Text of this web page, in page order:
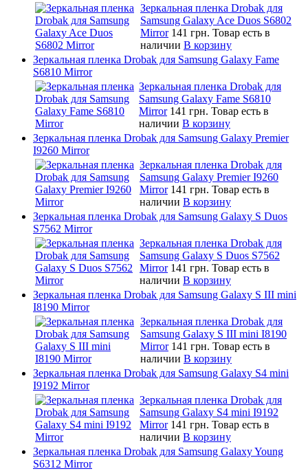
Зеркальная пленка Drobak для
Samsung Galaxy Ace Duos S6802
Mirror 141 грн. Товар есть в
наличии В корзину
Зеркальная пленка Drobak для Samsung Galaxy Fame
S6810 Mirror
Зеркальная пленка Drobak для
Samsung Galaxy Fame S6810
Mirror 141 грн. Товар есть в
наличии В корзину
Зеркальная пленка Drobak для Samsung Galaxy Premier
I9260 Mirror
Зеркальная пленка Drobak для
Samsung Galaxy Premier I9260
Mirror 141 грн. Товар есть в
наличии В корзину
Зеркальная пленка Drobak для Samsung Galaxy S Duos
S7562 Mirror
Зеркальная пленка Drobak для
Samsung Galaxy S Duos S7562
Mirror 141 грн. Товар есть в
наличии В корзину
Зеркальная пленка Drobak для Samsung Galaxy S III mini
I8190 Mirror
Зеркальная пленка Drobak для
Samsung Galaxy S III mini I8190
Mirror 141 грн. Товар есть в
наличии В корзину
Зеркальная пленка Drobak для Samsung Galaxy S4 mini
I9192 Mirror
Зеркальная пленка Drobak для
Samsung Galaxy S4 mini I9192
Mirror 141 грн. Товар есть в
наличии В корзину
Зеркальная пленка Drobak для Samsung Galaxy Young
S6312 Mirror